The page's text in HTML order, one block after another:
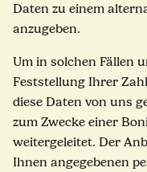
Daten zu einem
anzugeben.
Um in solchen Fällen
Feststellung Ihrer
diese Daten von uns
zum Zwecke einer
weitergeleitet. Der
Ihnen angegebenen